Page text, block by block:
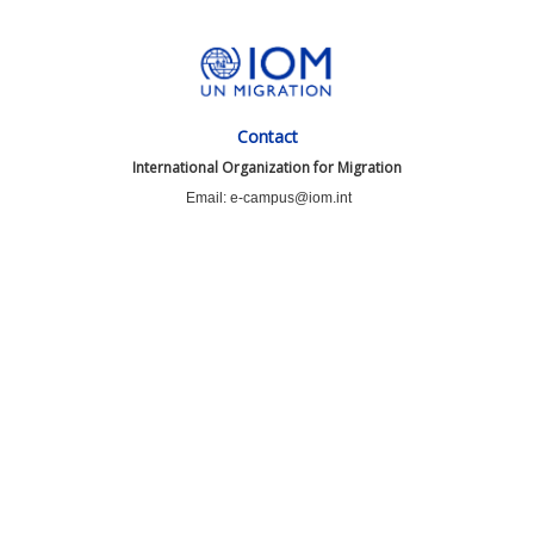
Contact
International Organization for Migration
Email: e-campus@iom.int